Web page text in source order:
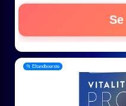
📂 Eltandboerste